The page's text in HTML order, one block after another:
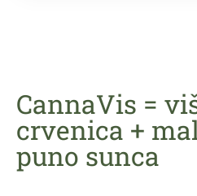
CannaVis =
crvenica +
puno sunca